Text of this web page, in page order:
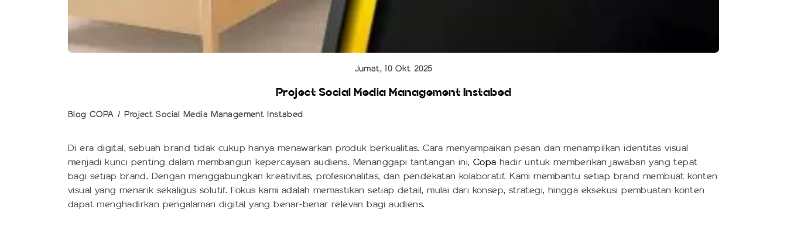
Jumat, 10 Okt 2025
Project Social Media Management Instabed
Blog COPA Project Social Media Management Instabed
Di era digital, sebuah brand tidak cukup hanya menawarkan produk berkualitas. Cara menyampaikan pesan dan menampilkan identitas visual
menjadi kunci penting dalam membangun kepercayaan audiens. Menanggapi tantangan ini,Copahadir untuk memberikan jawaban yang tepat
bagi setiap brand. Dengan menggabungkan kreativitas, profesionalitas, dan pendekatan kolaboratif. Kami membantu setiap brand membuat konten
visual yang menarik sekaligus solutif. Fokus kami adalah memastikan setiap detail, mulai dari konsep, strategi, hingga eksekusi pembuatan konten
dapat menghadirkan pengalaman digital yang benar-benar relevan bagi audiens.